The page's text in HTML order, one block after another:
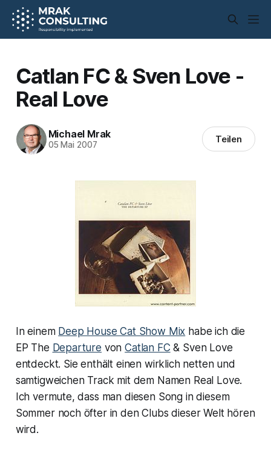
Catlan FC & Sven Love -
Real Love
Michael Mrak
05 Mai 2007 Teilen
In einem Deep House Cat Show Mix habe ich die
EP The Departure vonCatlan FC & Sven Love
entdeckt. Sie enthält einen wirklich netten und
samtigweichen Track mit dem Namen Real Love.
Ich vermute, dass man diesen Song in diesem
Sommer noch öfter in den Clubs dieser Welt hören
wird.